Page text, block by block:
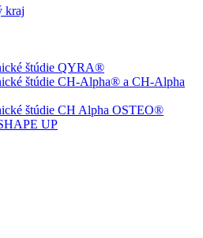
kraj
štúdie QYRA®
štúdie CH-Alpha® a CH-Alpha
štúdie CH Alpha OSTEO®
UP